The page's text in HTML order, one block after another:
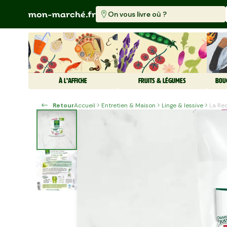
On vous livre où ?
À L'AFFICHE FRUITS & LÉGUMES
RetourAccueil Entretien & Maison Linge & lessive La